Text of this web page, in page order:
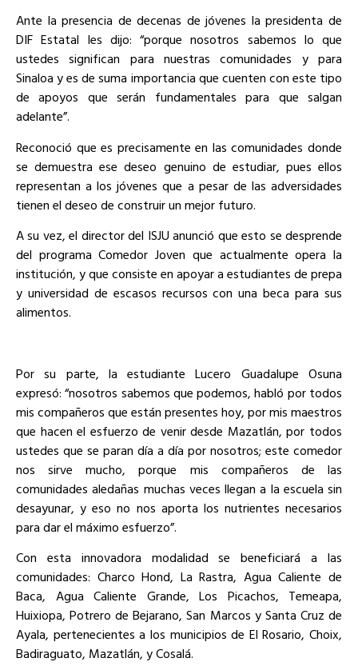
Ante la presencia de decenas de jóvenes la presidenta de
DIF Estatal les dijo: “porque nosotros sabemos lo que
ustedes significan para nuestras comunidades y para
Sinaloa y es de suma importancia que cuenten con este tipo
de apoyos que serán fundamentales para que salgan
adelante”.
Reconoció que es precisamente en las comunidades donde
se demuestra ese deseo genuino de estudiar, pues ellos
representan a los jóvenes que a pesar de las adversidades
tienen el deseo de construir un mejor futuro.
A su vez, el director del ISJU anunció que esto se desprende
del programa Comedor Joven que actualmente opera la
institución, y que consiste en apoyar a estudiantes de prepa
y universidad de escasos recursos con una beca para sus
alimentos.
Por su parte, la estudiante Lucero Guadalupe Osuna
expresó: “nosotros sabemos que podemos, habló por todos
mis compañeros que están presentes hoy, por mis maestros
que hacen el esfuerzo de venir desde Mazatlán, por todos
ustedes que se paran día a día por nosotros; este comedor
nos sirve mucho, porque mis compañeros de las
comunidades aledañas muchas veces llegan a la escuela sin
desayunar, y eso no nos aporta los nutrientes necesarios
para dar el máximo esfuerzo”.
Con esta innovadora modalidad se beneficiará a las
comunidades: Charco Hond, La Rastra, Agua Caliente de
Baca, Agua Caliente Grande, Los Picachos, Temeapa,
Huixiopa, Potrero de Bejarano, San Marcos y Santa Cruz de
Ayala, pertenecientes a los municipios de El Rosario, Choix,
Badiraguato, Mazatlán, y Cosalá.